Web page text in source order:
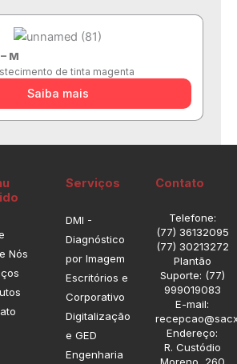
M
de tinta magenta
Saiba mais
Nós
Serviços
DMI -
Diagnóstico
por Imagem
Escritórios e
Corporativo
Digitalização
e GED
Engenharia
Contato
Telefone:
(77) 36132095
(77) 30213272
Plantão
Suporte: (77)
999019083
E-mail:
Endereço:
R. Custódio